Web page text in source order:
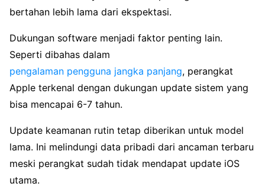
bertahan lebih lama dari ekspektasi.
Dukungan software menjadi faktor penting lain.
Seperti dibahas dalam
pengalaman pengguna jangka panjang, perangkat
Apple terkenal dengan dukungan update sistem yang
bisa mencapai 6-7 tahun.
Update keamanan rutin tetap diberikan untuk model
lama. Ini melindungi data pribadi dari ancaman terbaru
meski perangkat sudah tidak mendapat update iOS
utama.